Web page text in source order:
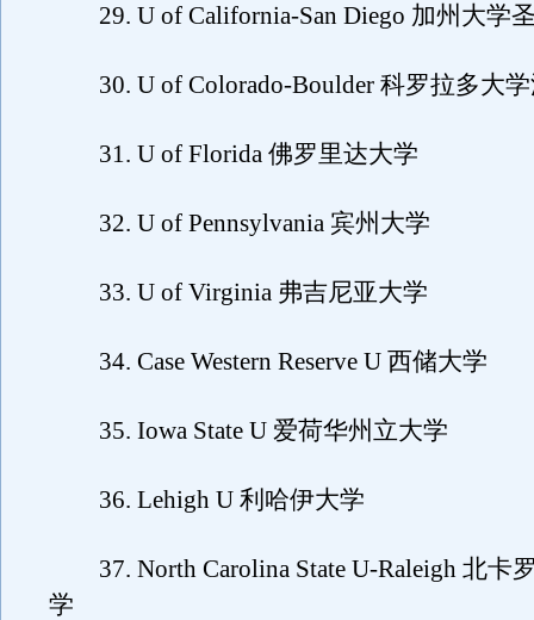
29. U of California-San Diego 加州大学
30. U of Colorado-Boulder 科罗拉多大学
31. U of Florida 佛罗里达大学
32. U of Pennsylvania 宾州大学
33. U of Virginia 弗吉尼亚大学
34. Case Western Reserve U 西储大学
35. Iowa State U 爱荷华州立大学
36. Lehigh U 利哈伊大学
37. North Carolina State U-Raleigh 北卡
学